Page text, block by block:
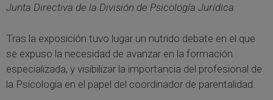
Junta Directiva de la División de Psicología Jurídica
Tras la exposición tuvo lugar un nutrido debate en el que
se expuso la necesidad de avanzar en la formación
especializada, y visibilizar la importancia del profesional de
la Psicología en el papel del coordinador de parentalidad.